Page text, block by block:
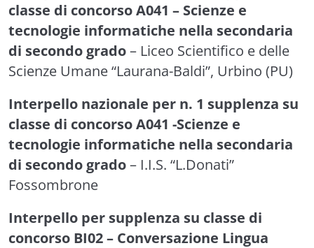
classe di concorso A041 – Scienze e
tecnologie informatiche nella secondaria
di secondo grado– Liceo Scientifico e delle
Scienze Umane “Laurana-Baldi”, Urbino (PU)
Interpello nazionale per n. 1 supplenza su
classe di concorso A041 -Scienze e
tecnologie informatiche nella secondaria
di secondo grado– I.I.S. “L.Donati”
Fossombrone
Interpello per supplenza su classe di
concorso BI02 – Conversazione Lingua